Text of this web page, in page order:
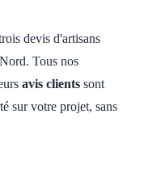
devis d'artisans
Tous nos
avis clients sont
sur votre projet, sans